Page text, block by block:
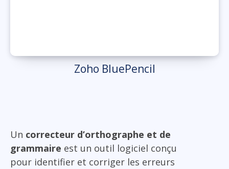
Zoho BluePencil
Un correcteur d’orthographe et de
grammaire est un outil logiciel conçu
pour identifier et corriger les erreurs